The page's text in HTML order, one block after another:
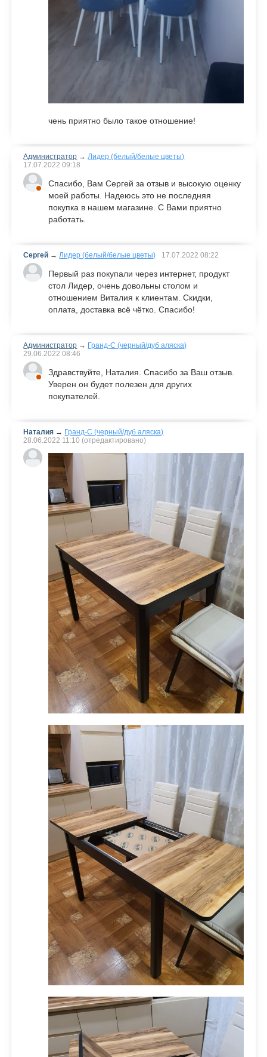
чень приятно было такое отношение!
Администратор →Лидер (белый/белые цветы)
17.07.2022 09:18
Спасибо, Вам Сергей за отзыв и высокую оценку
моей работы. Надеюсь это не последняя
покупка в нашем магазине. С Вами приятно
работать.
Сергей →Лидер (белый/белые цветы) 17.07.2022 08:22
Первый раз покупали через интернет, продукт
стол Лидер, очень довольны столом и
отношением Виталия к клиентам. Скидки,
оплата, доставка всё чётко. Спасибо!
Администратор → Гранд-С (черный/дуб аляска)
29.06.2022 08:46
Здравствуйте, Наталия. Спасибо за Ваш отзыв.
Уверен он будет полезен для других
покупателей.
Наталия → Гранд-С (черный/дуб аляска)
28.06.2022 11:10 (отредактировано)